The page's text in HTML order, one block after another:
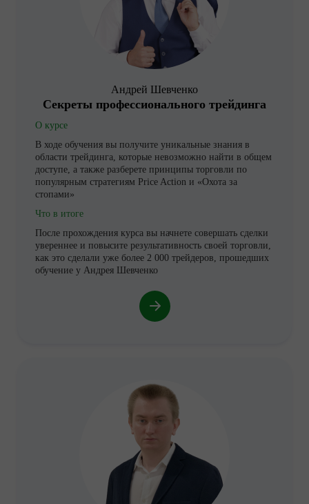
Андрей Шевченко
Секреты профессионального трейдинга
О курсе
В ходе обучения вы получите уникальные знания в
области трейдинга, которые невозможно найти в общем
доступе, а также разберете принципы торговли по
популярным стратегиям Price Action и «Охота за
стопами»
Что в итоге
После прохождения курса вы начнете совершать сделки
увереннее и повысите результативность своей торговли,
как это сделали уже более 2 000 трейдеров, прошедших
обучение у Андрея Шевченко